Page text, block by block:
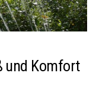
und Komfort